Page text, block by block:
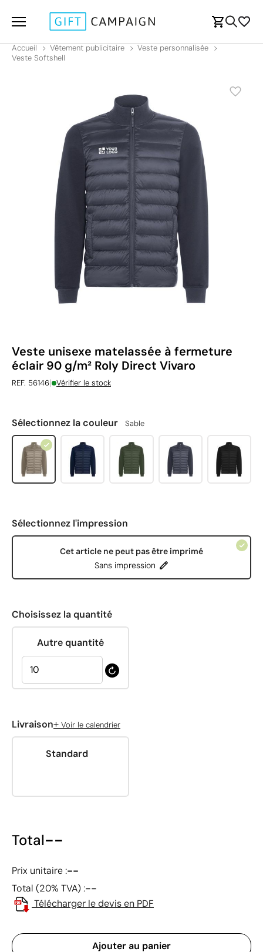
Accueil Vêtement publicitaire
Veste personnalisée
Veste Softshell
Veste unisexe matelassée à fermeture
éclair 90 g/m² Roly Direct Vivaro
REF. 56146| Vérifier le stock
Sélectionnez la couleur Sable
Sélectionnez l'impression
Cet article ne peut pas être imprimé
Sans impression
Choisissez la quantité
Autre quantité
Livraison+ Voir le calendrier
Standard
Total--
Prix unitaire :--
Total (20% TVA) :--
Télécharger le devis en PDF
Ajouter au panier